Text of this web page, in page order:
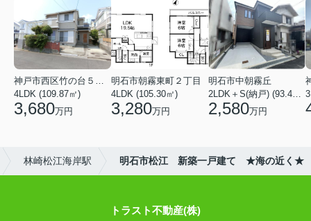
神戸市西区竹の台５丁目
4LDK (109.87㎡)
3,680万円
明石市朝霧東町２丁目
4LDK (105.30㎡)
3,280万円
明石市中朝霧丘
2LDK＋S(納戸) (93.42㎡)
2,580万円
林崎松江海岸駅 明石市松江 新築一戸建て ★海の近く★
トラスト不動産(株)